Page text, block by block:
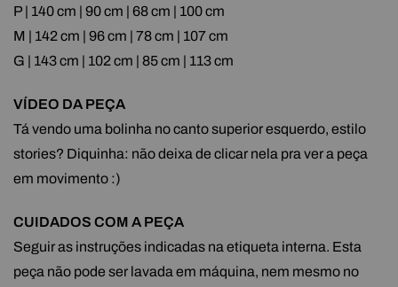
P | 140 cm | 90 cm | 68 cm | 100 cm
M | 142 cm | 96 cm | 78 cm | 107 cm
G | 143 cm | 102 cm | 85 cm | 113 cm
VÍDEO DA PEÇA
Tá vendo uma bolinha no canto superior esquerdo, estilo
stories? Diquinha: não deixa de clicar nela pra ver a peça
em movimento :)
CUIDADOS COM A PEÇA
Seguir as instruções indicadas na etiqueta interna. Esta
peça não pode ser lavada em máquina, nem mesmo no